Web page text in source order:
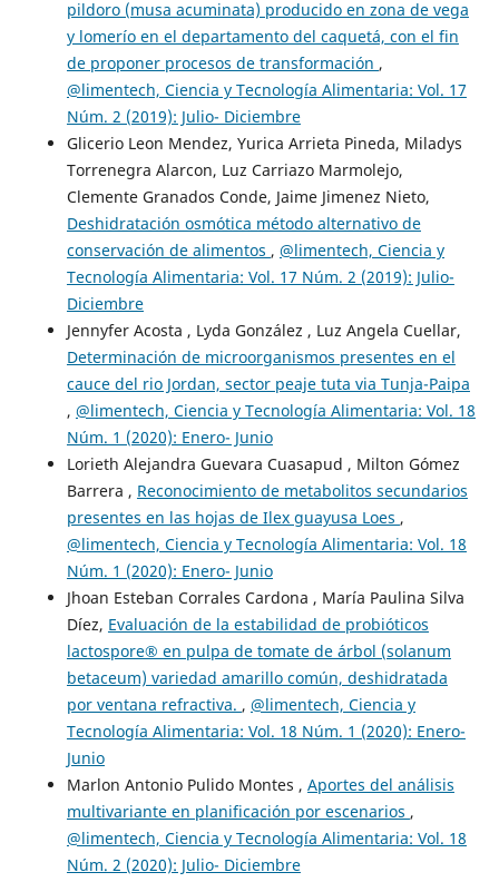
pildoro (musa acuminata) producido en zona de vega
y lomerío en el departamento del caquetá, con el fin
de proponer procesos de transformación ,
@limentech, Ciencia y Tecnología Alimentaria: Vol. 17
Núm. 2 (2019): Julio- Diciembre
Glicerio Leon Mendez, Yurica Arrieta Pineda, Miladys
Torrenegra Alarcon, Luz Carriazo Marmolejo,
Clemente Granados Conde, Jaime Jimenez Nieto,
Deshidratación osmótica método alternativo de
conservación de alimentos , @limentech, Ciencia y
Tecnología Alimentaria: Vol. 17 Núm. 2 (2019): Julio-
Diciembre
Jennyfer Acosta , Lyda González , Luz Angela Cuellar,
Determinación de microorganismos presentes en el
cauce del rio Jordan, sector peaje tuta via Tunja-Paipa
, @limentech, Ciencia y Tecnología Alimentaria: Vol. 18
Núm. 1 (2020): Enero- Junio
Lorieth Alejandra Guevara Cuasapud , Milton Gómez
Barrera , Reconocimiento de metabolitos secundarios
presentes en las hojas de Ilex guayusa Loes ,
@limentech, Ciencia y Tecnología Alimentaria: Vol. 18
Núm. 1 (2020): Enero- Junio
Jhoan Esteban Corrales Cardona , María Paulina Silva
Díez, Evaluación de la estabilidad de probióticos
lactospore® en pulpa de tomate de árbol (solanum
betaceum) variedad amarillo común, deshidratada
por ventana refractiva. , @limentech, Ciencia y
Tecnología Alimentaria: Vol. 18 Núm. 1 (2020): Enero-
Junio
Marlon Antonio Pulido Montes , Aportes del análisis
multivariante en planificación por escenarios ,
@limentech, Ciencia y Tecnología Alimentaria: Vol. 18
Núm. 2 (2020): Julio- Diciembre